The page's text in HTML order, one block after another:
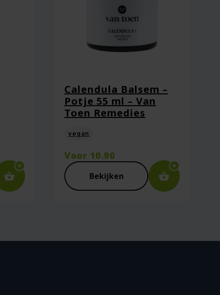
plaats.
Calendula Balsem –
Potje 55 ml – Van
Toen Remedies
vegan
Voor 10.90
Bekijken